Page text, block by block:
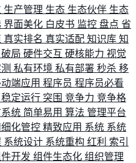
生产管理 生态 生态伙伴 生态
界面美化 白皮书 监控 盘点 省
真实排名 真实适配 知识库 知
破局 硬件交互 硬核能力 视觉
私有环境 私有部署 秒杀 移
端应用 程序员 程序员必看
稳定运行 突围 竞争力 竞争格
统 简单易用 算法 管理平台
化管控 精致应用 系统 系统
系统设计 系统重构 红利 索引
开发 组件生态化 组织管理